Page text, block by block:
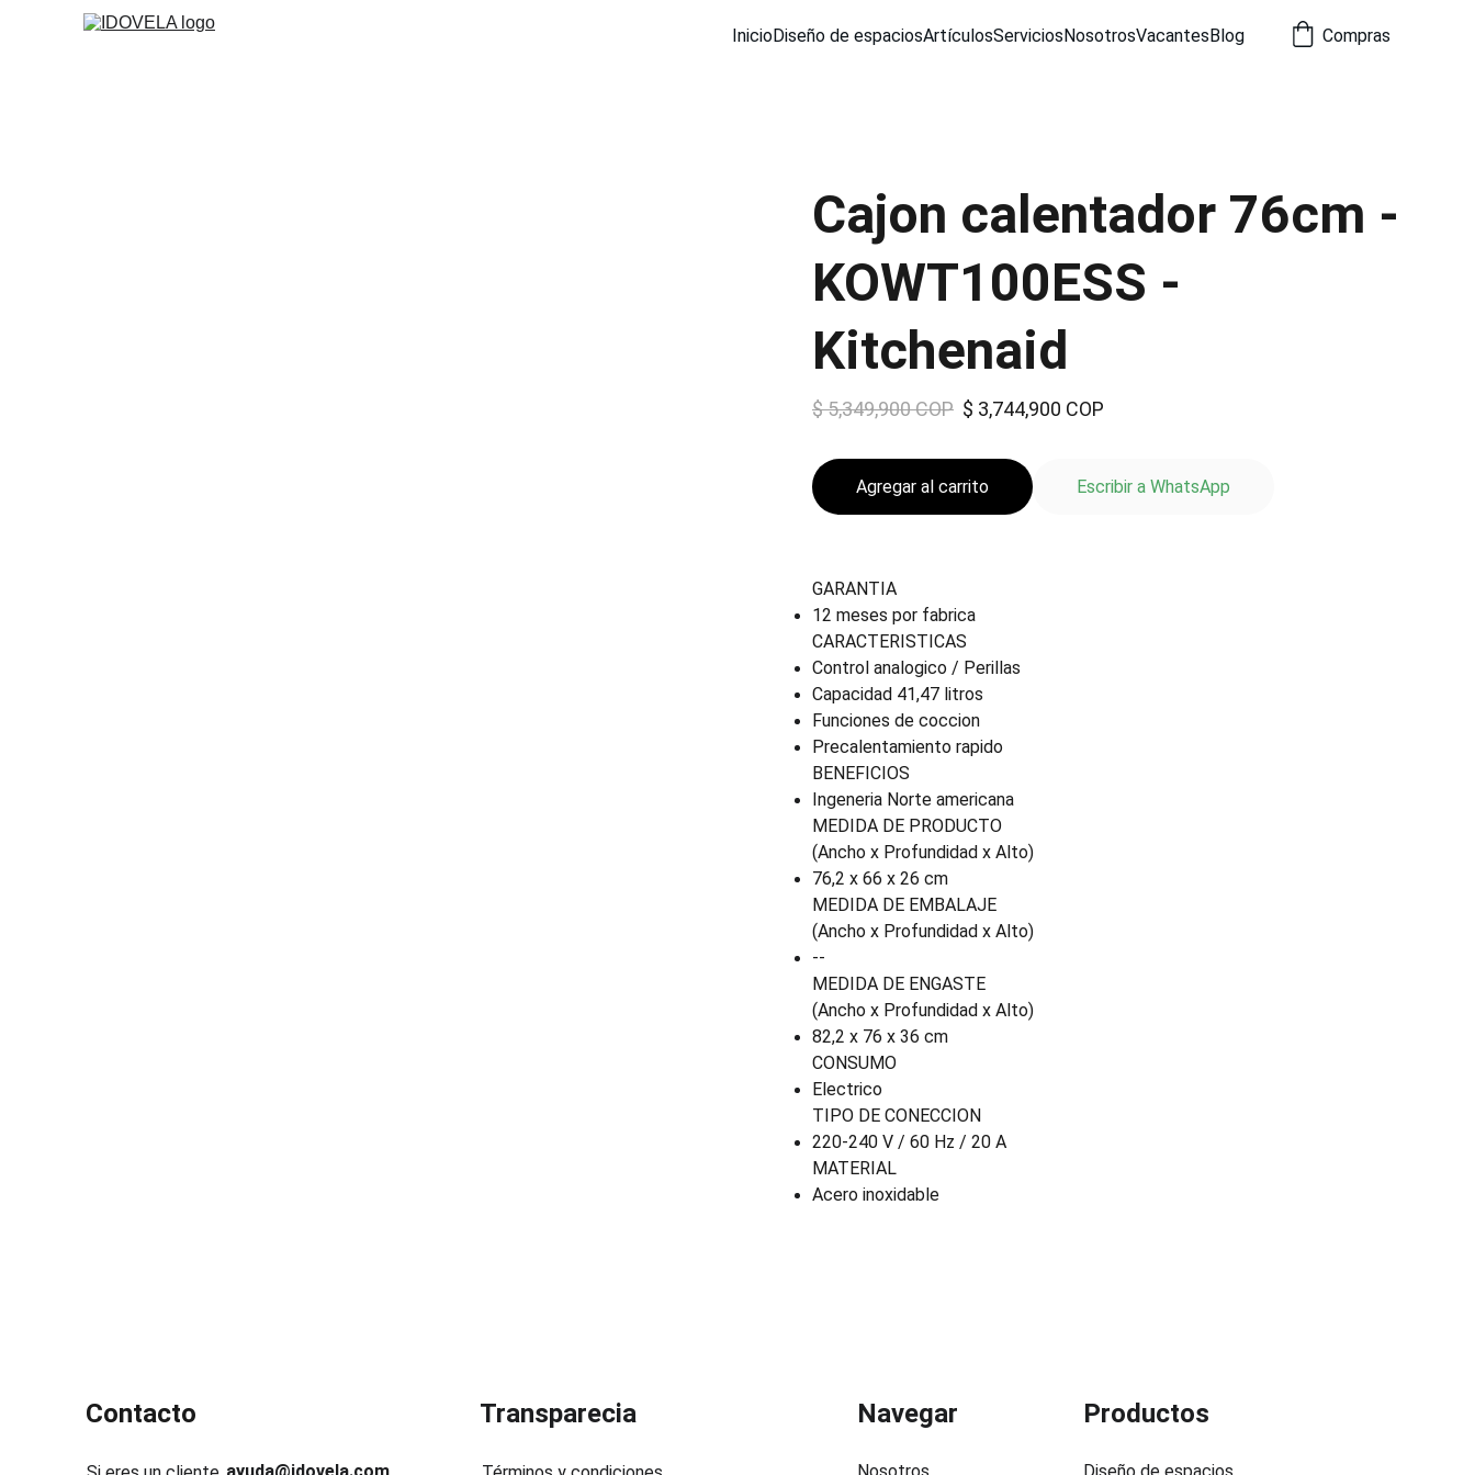
InicioDiseño de espaciosArtículosServiciosNosotrosVacantesBlog Compras
Cajon calentador 76cm -
KOWT100ESS -
Kitchenaid
$ 5,349,900 COP $ 3,744,900 COP
Agregar al carrito Escribir a WhatsApp
GARANTIA
12 meses por fabrica
CARACTERISTICAS
Control analogico / Perillas
Capacidad 41,47 litros
Funciones de coccion
Precalentamiento rapido
BENEFICIOS
Ingeneria Norte americana
MEDIDA DE PRODUCTO
(Ancho x Profundidad x Alto)
76,2 x 66 x 26 cm
MEDIDA DE EMBALAJE
(Ancho x Profundidad x Alto)
--
MEDIDA DE ENGASTE
(Ancho x Profundidad x Alto)
82,2 x 76 x 36 cm
CONSUMO
Electrico
TIPO DE CONECCION
220-240 V / 60 Hz / 20 A
MATERIAL
Acero inoxidable
Contacto Transparecia Navegar Productos